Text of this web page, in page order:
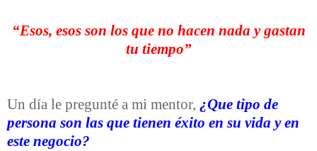
“Esos, esos son los que no hacen nada y gastan
tu tiempo”
Un día le pregunté a mi mentor, ¿Que tipo de
persona son las que tienen éxito en su vida y en
este negocio?